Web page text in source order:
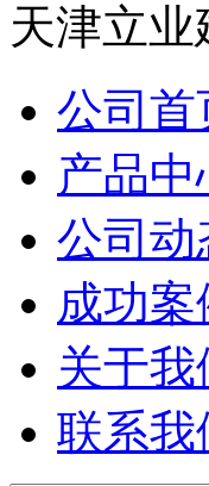
天津立
公司首
产品中
公司动
成功案
关于我
联系我